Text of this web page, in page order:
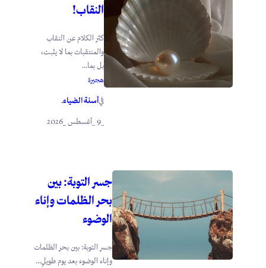
النقاب!
كثر الكلام عن النقاب
والمنتقبات بما لا يثبت،
بل بما...
هجيرة
فيأسنة الضياء.
جسر التوبة: بين
بحر الظلمات وإناء
الوضوء
جسر التوبة: بين بحر الظلمات
وإناء الوضوء بعد يوم طويلٍ...